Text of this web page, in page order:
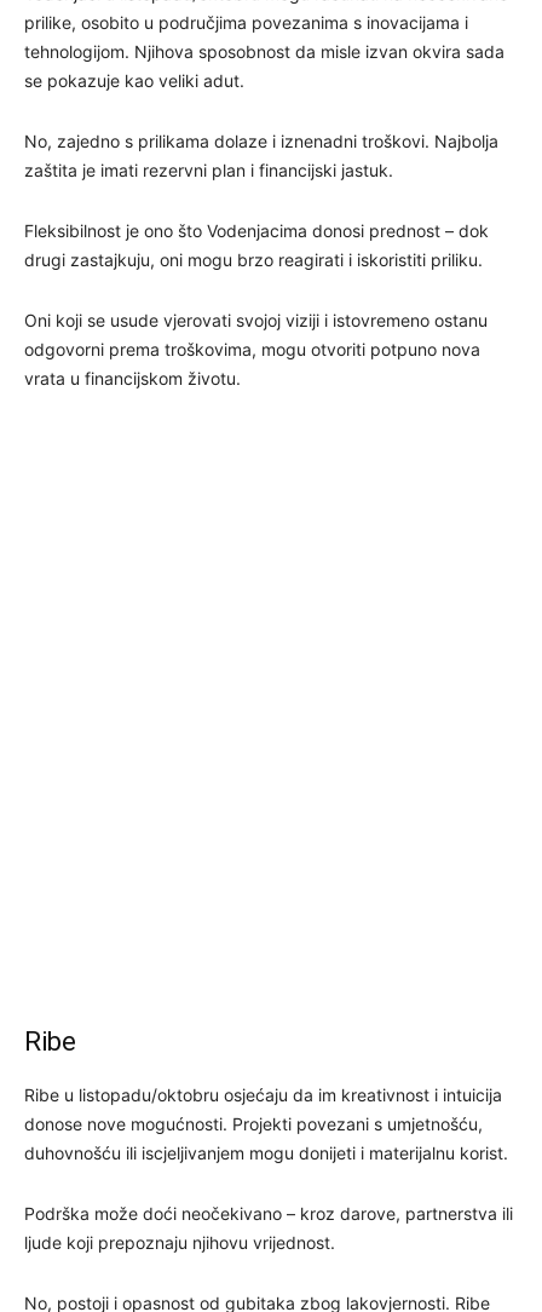
prilike, osobito u područjima povezanima s inovacijama i
tehnologijom. Njihova sposobnost da misle izvan okvira sada
se pokazuje kao veliki adut.
No, zajedno s prilikama dolaze i iznenadni troškovi. Najbolja
zaštita je imati rezervni plan i financijski jastuk.
Fleksibilnost je ono što Vodenjacima donosi prednost – dok
drugi zastajkuju, oni mogu brzo reagirati i iskoristiti priliku.
Oni koji se usude vjerovati svojoj viziji i istovremeno ostanu
odgovorni prema troškovima, mogu otvoriti potpuno nova
vrata u financijskom životu.
Ribe
Ribe u listopadu/oktobru osjećaju da im kreativnost i intuicija
donose nove mogućnosti. Projekti povezani s umjetnošću,
duhovnošću ili iscjeljivanjem mogu donijeti i materijalnu korist.
Podrška može doći neočekivano – kroz darove, partnerstva ili
ljude koji prepoznaju njihovu vrijednost.
No, postoji i opasnost od gubitaka zbog lakovjernosti. Ribe